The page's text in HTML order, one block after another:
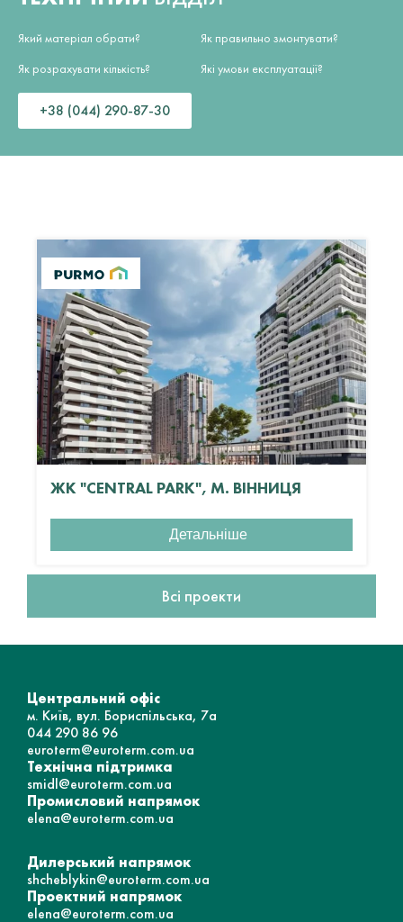
Який матеріал обрати?
Як розрахувати кількість?
Як правильно змонтувати?
Які умови експлуатації?
+38 (044) 290-87-30
ЖК "CENTRAL PARK", М. ВІННИЦЯ
Детальніше
Всі проекти
Центральний офіс
м. Київ, вул. Бориспільська, 7а
044 290 86 96
euroterm@euroterm.com.ua
Технічна підтримка
smidl@euroterm.com.ua
Промисловий напрямок
elena@euroterm.com.ua
Дилерський напрямок
shcheblykin@euroterm.com.ua
Проектний напрямок
elena@euroterm.com.ua